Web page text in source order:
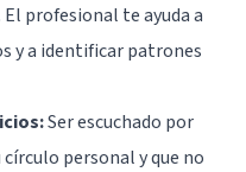
profesional te ayuda a
y a identificar patrones
Ser escuchado por
personal y que no